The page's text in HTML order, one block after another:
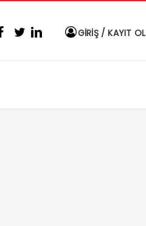
GİRİŞ / KAYIT OL